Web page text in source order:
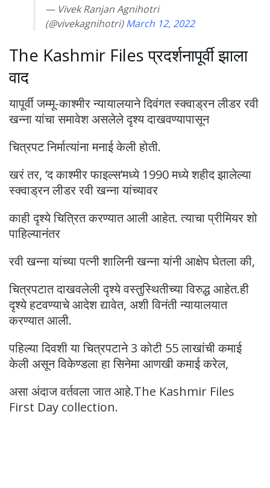
— Vivek Ranjan Agnihotri
(@vivekagnihotri)March 12, 2022
The Kashmir Files प्रदर्शनापूर्वी झाला
वाद
यापूर्वी जम्मू-काश्मीर न्यायालयाने दिवंगत स्क्वाड्रन लीडर रवी
खन्ना यांचा समावेश असलेले दृश्य दाखवण्यापासून
चित्रपट निर्मात्यांना मनाई केली होती.
खरं तर, ‘द काश्मीर फाइल्स’मध्ये 1990 मध्ये शहीद झालेल्या
स्क्वाड्रन लीडर रवी खन्ना यांच्यावर
काही दृश्ये चित्रित करण्यात आली आहेत. त्याचा प्रीमियर शो
पाहिल्यानंतर
रवी खन्ना यांच्या पत्नी शालिनी खन्ना यांनी आक्षेप घेतला की,
चित्रपटात दाखवलेली दृश्ये वस्तुस्थितीच्या विरुद्ध आहेत.ही
दृश्ये हटवण्याचे आदेश द्यावेत, अशी विनंती न्यायालयात
करण्यात आली.
पहिल्या दिवशी या चित्रपटाने 3 कोटी 55 लाखांची कमाई
केली असून विकेण्डला हा सिनेमा आणखी कमाई करेल,
असा अंदाज वर्तवला जात आहे.The Kashmir Files
First Day collection.